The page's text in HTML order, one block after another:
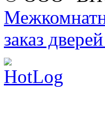
заказ